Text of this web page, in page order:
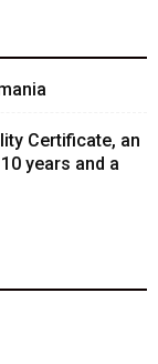
Certificate, an
years and a